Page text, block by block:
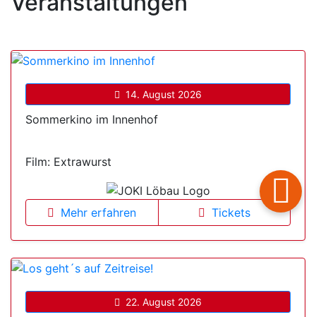
14. August 2026
Sommerkino im Innenhof
Film: Extrawurst
Mehr erfahren Tickets
22. August 2026